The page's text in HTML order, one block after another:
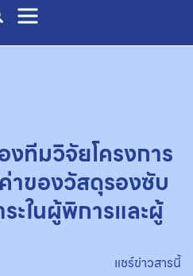
งทีมวิจัยโครงการ
าของวัสดุรองซับ
ะในผู้พิการและผู้
แชร์ข่าวสารนี้